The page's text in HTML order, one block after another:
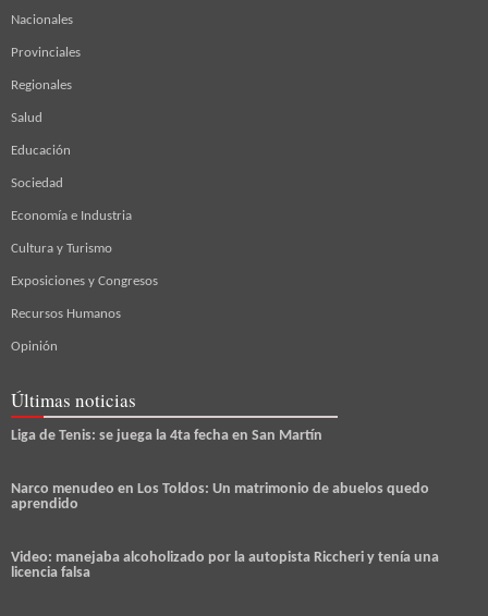
Nacionales
Provinciales
Regionales
Salud
Educación
Sociedad
Economía e Industria
Cultura y Turismo
Exposiciones y Congresos
Recursos Humanos
Opinión
Últimas noticias
Liga de Tenis: se juega la 4ta fecha en San Martín
Narco menudeo en Los Toldos: Un matrimonio de abuelos quedo
aprendido
Video: manejaba alcoholizado por la autopista Riccheri y tenía una
licencia falsa